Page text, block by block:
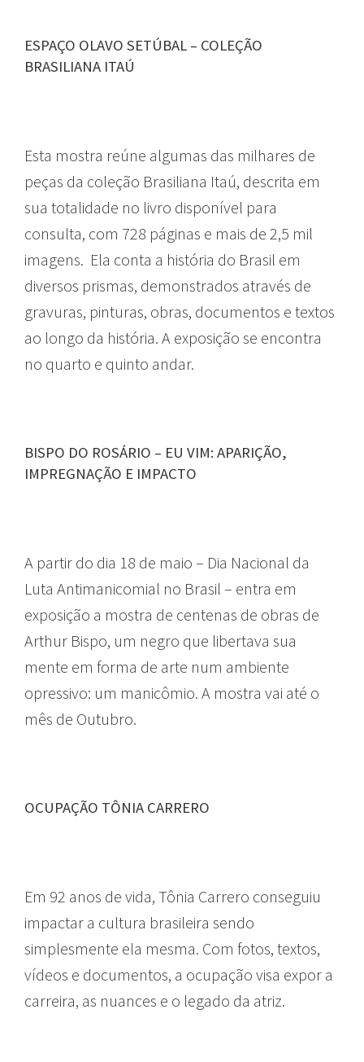
ESPAÇO OLAVO SETÚBAL – COLEÇÃO
BRASILIANA ITAÚ
Esta mostra reúne algumas das milhares de
peças da coleção Brasiliana Itaú, descrita em
sua totalidade no livro disponível para
consulta, com 728 páginas e mais de 2,5 mil
imagens. Ela conta a história do Brasil em
diversos prismas, demonstrados através de
gravuras, pinturas, obras, documentos e textos
ao longo da história. A exposição se encontra
no quarto e quinto andar.
BISPO DO ROSÁRIO – EU VIM: APARIÇÃO,
IMPREGNAÇÃO E IMPACTO
A partir do dia 18 de maio – Dia Nacional da
Luta Antimanicomial no Brasil – entra em
exposição a mostra de centenas de obras de
Arthur Bispo, um negro que libertava sua
mente em forma de arte num ambiente
opressivo: um manicômio. A mostra vai até o
mês de Outubro.
OCUPAÇÃO TÔNIA CARRERO
Em 92 anos de vida, Tônia Carrero conseguiu
impactar a cultura brasileira sendo
simplesmente ela mesma. Com fotos, textos,
vídeos e documentos, a ocupação visa expor a
carreira, as nuances e o legado da atriz.